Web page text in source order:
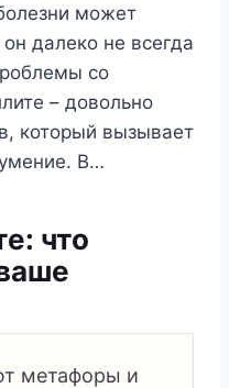
может
далеко не всегда
со
– довольно
который вызывает
В…
что
метафоры и